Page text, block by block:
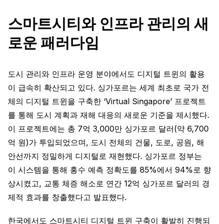
스마트시티와 인프라 관리의 새
로운 패러다임
도시 관리와 인프라 운영 분야에서도 디지털 트윈의 활용
이 급속히 확산되고 있다. 싱가포르는 세계 최초로 국가 전
체의 디지털 트윈을 구축한 ‘Virtual Singapore’ 프로젝트
를 통해 도시 계획과 재해 대응의 새로운 기준을 제시했다.
이 프로젝트에는 총 7억 3,000만 싱가포르 달러(약 6,700
억 원)가 투입되었으며, 도시 전체의 건물, 도로, 공원, 해
안선까지 정밀하게 디지털로 재현했다. 싱가포르 정부는
이 시스템을 통해 홍수 예측 정확도를 85%에서 94%로 향
상시켰고, 교통 체증 해소로 연간 12억 싱가포르 달러의 경
제적 효과를 창출했다고 발표했다.
한국에서도 스마트시티 디지털 트윈 구축이 활발히 진행되